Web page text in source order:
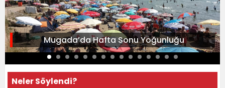
Mugada’da Hafta Sonu Yoğunluğu
Neler Söylendi?